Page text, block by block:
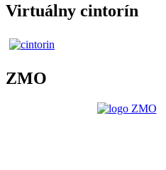
Virtuálny cintorín
ZMO